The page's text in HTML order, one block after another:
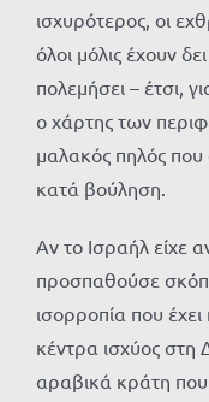
ισχυρότερος, οι
όλοι μόλις έχουν
πολεμήσει – έτσι,
ο χάρτης των
μαλακός πηλός που
κατά βούληση.
Αν το Ισραήλ είχε
προσπαθούσε
ισορροπία που
κέντρα ισχύος στη
αραβικά κράτη που